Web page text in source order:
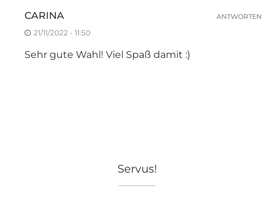
CARINA
21/11/2022 - 11:50
Sehr gute Wahl! Viel Spaß damit :)
ANTWORTEN
Servus!